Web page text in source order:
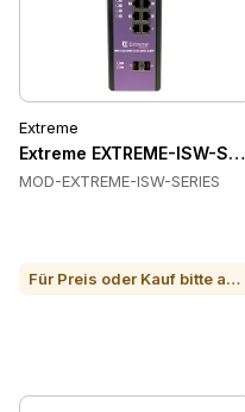
Extreme
Extreme EXTREME-ISW-
MOD-EXTREME-ISW-SERIES
Für Preis oder Kauf bitte anrufen